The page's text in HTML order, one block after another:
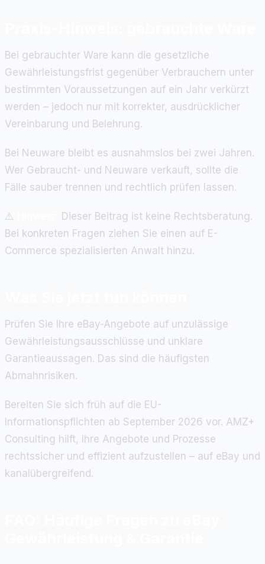
Bei gebrauchter Ware kann die gesetzliche
Gewährleistungsfrist gegenüber Verbrauchern unter
bestimmten Voraussetzungen auf ein Jahr verkürzt
werden – jedoch nur mit korrekter, ausdrücklicher
Vereinbarung und Belehrung.
Bei Neuware bleibt es ausnahmslos bei zwei Jahren.
Wer Gebraucht- und Neuware verkauft, sollte die
Fälle sauber trennen und rechtlich prüfen lassen.
⚠️
Dieser Beitrag ist keine Rechtsberatung.
Bei konkreten Fragen ziehen Sie einen auf E-
Commerce spezialisierten Anwalt hinzu.
Prüfen Sie Ihre eBay-Angebote auf unzulässige
Gewährleistungsausschlüsse und unklare
Garantieaussagen. Das sind die häufigsten
Abmahnrisiken.
Bereiten Sie sich früh auf die EU-
Informationspflichten ab September 2026 vor. AMZ+
Consulting hilft, Ihre Angebote und Prozesse
rechtssicher und effizient aufzustellen – auf eBay und
kanalübergreifend.